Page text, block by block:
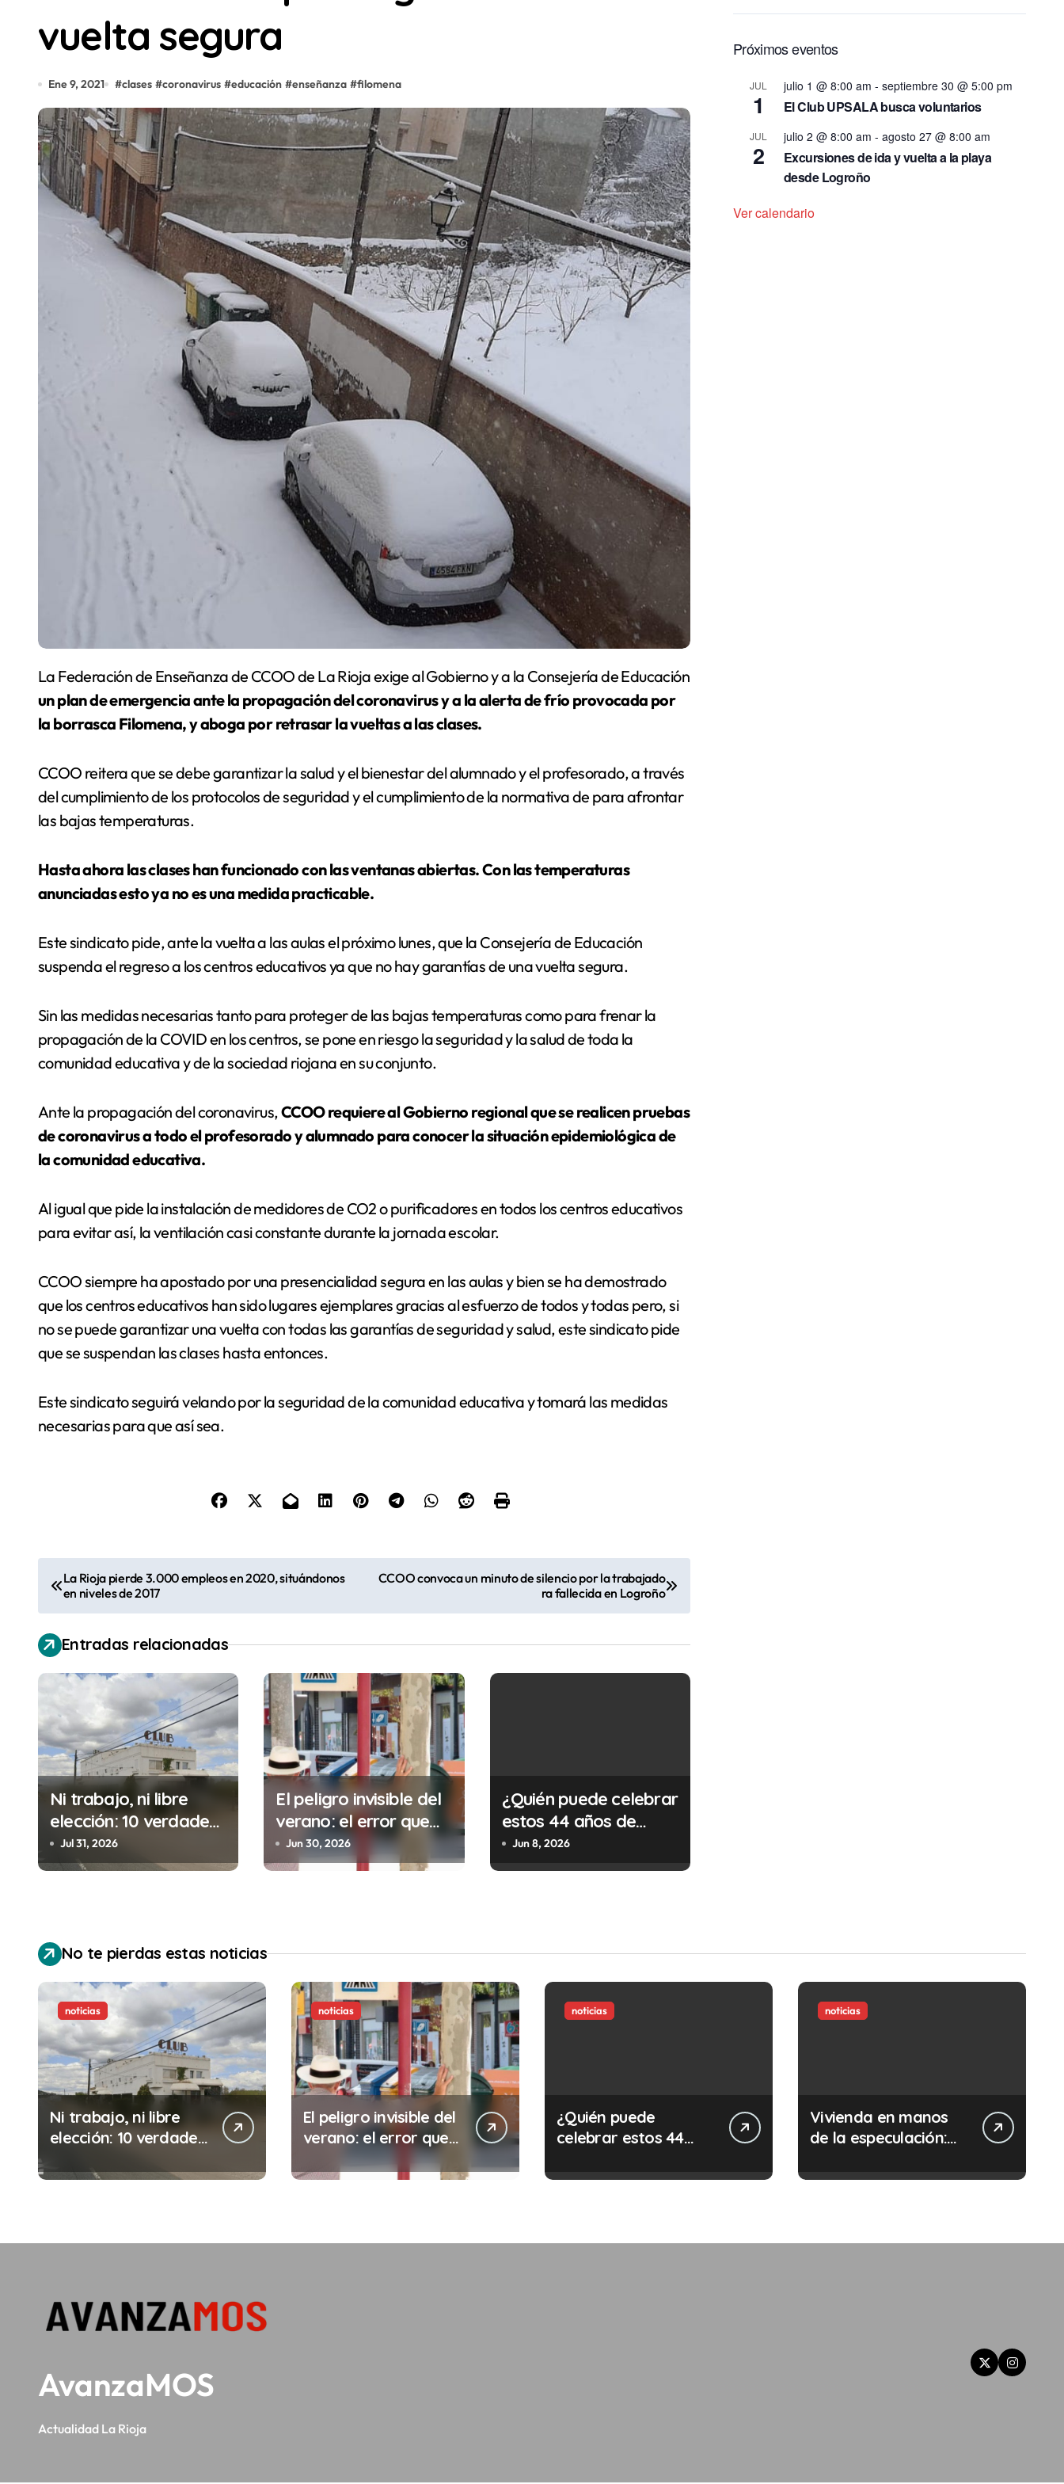
vuelta segura
Ene 9, 2021 #clases #coronavirus #educación #enseñanza #filomena
La Federación de Enseñanza de CCOO de La Rioja exige al Gobierno y a la Consejería de Educación
un plan de emergencia ante la propagación del coronavirus y a la alerta de frío provocada por
la borrasca Filomena, y aboga por retrasar la vueltas a las clases.
CCOO reitera que se debe garantizar la salud y el bienestar del alumnado y el profesorado, a través
del cumplimiento de los protocolos de seguridad y el cumplimiento de la normativa de para afrontar
las bajas temperaturas.
Hasta ahora las clases han funcionado con las ventanas abiertas. Con las temperaturas
anunciadas esto ya no es una medida practicable.
Este sindicato pide, ante la vuelta a las aulas el próximo lunes, que la Consejería de Educación
suspenda el regreso a los centros educativos ya que no hay garantías de una vuelta segura.
Sin las medidas necesarias tanto para proteger de las bajas temperaturas como para frenar la
propagación de la COVID en los centros, se pone en riesgo la seguridad y la salud de toda la
comunidad educativa y de la sociedad riojana en su conjunto.
Ante la propagación del coronavirus,CCOO requiere al Gobierno regional que se realicen pruebas
de coronavirus a todo el profesorado y alumnado para conocer la situación epidemiológica de
la comunidad educativa.
Al igual que pide la instalación de medidores de CO2 o purificadores en todos los centros educativos
para evitar así, la ventilación casi constante durante la jornada escolar.
CCOO siempre ha apostado por una presencialidad segura en las aulas y bien se ha demostrado
que los centros educativos han sido lugares ejemplares gracias al esfuerzo de todos y todas pero, si
no se puede garantizar una vuelta con todas las garantías de seguridad y salud, este sindicato pide
que se suspendan las clases hasta entonces.
Este sindicato seguirá velando por la seguridad de la comunidad educativa y tomará las medidas
necesarias para que así sea.
a
v
e
a
c
i
ó
n
e
n
t
r
a
d
a
s
La Rioja pierde 3.000 empleos en 2020, situándonos
en niveles de 2017
CCOO convoca un minuto de silencio por la trabajado
ra fallecida en Logroño
Entradas relacionadas
Ni trabajo, ni libre
elección: 10 verdades
urgentes sobre la
abolición de la
Jul 31, 2026
El peligro invisible del
verano: el error que
cometes cada 30
minutos en tu trabajo
Jun 30, 2026
¿Quién puede celebrar
estos 44 años de
autonomía?
Jun 8, 2026
Próximos eventos
JUL
1
julio 1 @ 8:00 am - septiembre 30 @ 5:00 pm
El Club UPSALA busca voluntarios
JUL
2
julio 2 @ 8:00 am - agosto 27 @ 8:00 am
Excursiones de ida y vuelta a la playa
desde Logroño
Ver calendario
No te pierdas estas noticias
noticias
Ni trabajo, ni libre
elección: 10 verdades
abolición de la
noticias
El peligro invisible del
verano: el error que
cometes cada 30
minutos en tu trabajo
noticias
¿Quién puede
celebrar estos 44
noticias
Vivienda en manos
de la especulación:
no te da para vivir
AvanzaMOS
Actualidad La Rioja